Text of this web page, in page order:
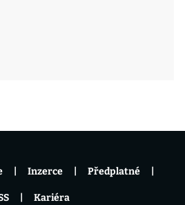
Inzerce Předplatné
Kariéra